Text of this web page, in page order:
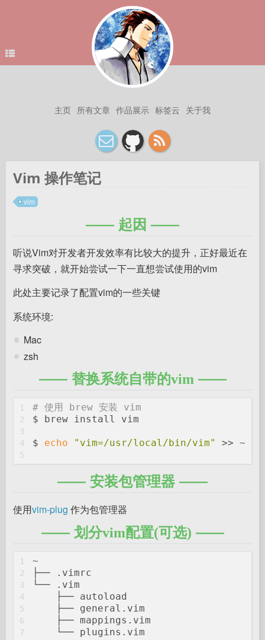
主页 所有文章 作品展示 标签云 关于我
Vim 操作笔记
vim
起因
听说Vim对开发者开发效率有比较大的提升，正好最近在
寻求突破，就开始尝试一下一直想尝试使用的vim
此处主要记录了配置vim的一些关键
系统环境:
Mac
zsh
替换系统自带的vim
1
2
3
4
5
# 使用 brew 安装 vim
$ brew install vim
$ echo "vim=/usr/local/bin/vim" >> ~/
安装包管理器
使用vim-plug 作为包管理器
划分vim配置(可选)
1
2
3
4
5
6
7
~
├──
.vimrc
└──
.vim
    ├──
autoload
    ├──
general .vim
    ├──
mappings .vim
    └──
plugins .vim